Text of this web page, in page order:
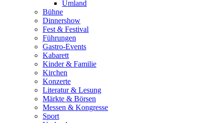
Umland
Bühne
Dinnershow
Fest & Festival
Führungen
Gastro-Events
Kabarett
Kinder & Familie
Kirchen
Konzerte
Literatur & Lesung
Märkte & Börsen
Messen & Kongresse
Sport